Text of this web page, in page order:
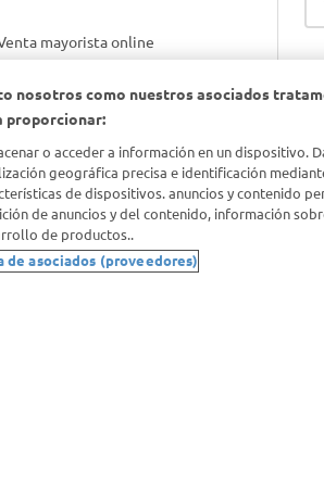
mayorista online
cards empresariales
nosotros como nuestros asociados
proporcionar:
o acceder a información en un dispositivo.
geográfica precisa e identificación
de dispositivos. anuncios y contenido
de anuncios y del contenido, información
de productos..
de asociados (proveedores)